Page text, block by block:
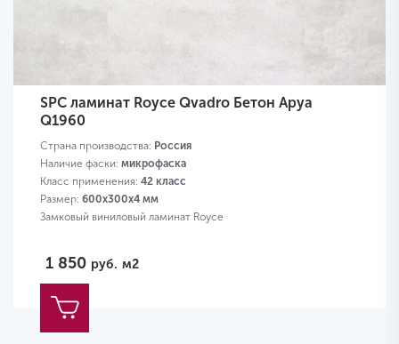
SPC ламинат Royce Qvadro Бетон Аруа
Q1960
Страна производства: Россия
Наличие фаски: микрофаска
Класс применения: 42 класс
Размер: 600х300х4 мм
Замковый виниловый ламинат Royce
1 850 руб. м2